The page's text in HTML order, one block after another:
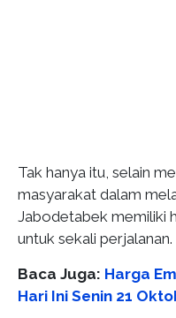
Tak hanya itu, selain
masyarakat dalam
Jabodetabek memiliki
untuk sekali perjalanan.
Baca Juga: Harga
Hari Ini Senin 21